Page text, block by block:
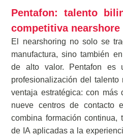
Pentafon: talento
competitiva nearshore
El nearshoring no solo se
manufactura, sino también
de alto valor. Pentafon es
profesionalización del talento
ventaja estratégica: con más
nueve centros de contacto
combina formación continua,
de IA aplicadas a la